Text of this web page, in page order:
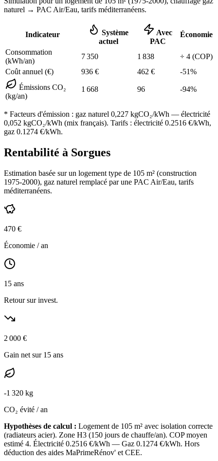
naturel → PAC Air/Eau, tarifs méditerranéens.
Indicateur
Système
actuel
Avec
PAC
Économie
Consommation
(kWh/an)
7 350 1 838 ÷ 4 (COP)
Coût annuel (€)
936 € 462 € -51%
Émissions CO₂
(kg/an)
1 668 96 -94%
* Facteurs d'émission : gaz naturel 0,227 kgCO₂/kWh — électricité
0,052 kgCO₂/kWh (mix français). Tarifs : électricité 0.2516 €/kWh,
gaz 0.1274 €/kWh.
Rentabilité à Sorgues
Estimation basée sur un logement type de 105 m² (construction
1975-2000), gaz naturel remplacé par une PAC Air/Eau, tarifs
méditerranéens.
470 €
Économie / an
15 ans
Retour sur invest.
2 000 €
Gain net sur 15 ans
-1 320 kg
CO₂ évité / an
Hypothèses de calcul : Logement de 105 m² avec isolation correcte
(radiateurs acier). Zone H3 (150 jours de chauffe/an). COP moyen
estimé 4. Électricité 0.2516 €/kWh — Gaz 0.1274 €/kWh. Hors
déduction des aides MaPrimeRénov' et CEE.